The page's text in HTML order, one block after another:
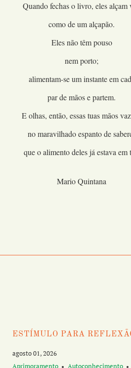
Quando fechas o livro, eles alçam
como de um alçapão.
Eles não têm pouso
nem porto;
alimentam-se um instante em
par de mãos e partem.
E olhas, então, essas tuas mãos
no maravilhado espanto de
que o alimento deles já estava em
Mario Quintana
ESTÍMULO PARA
agosto 01, 2026